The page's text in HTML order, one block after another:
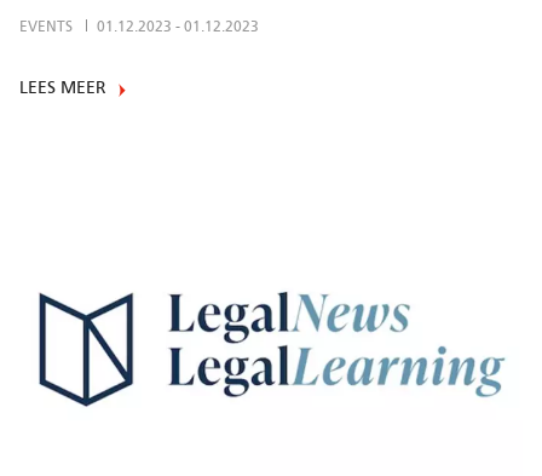
EVENTS 01.12.2023 - 01.12.2023
LEES MEER